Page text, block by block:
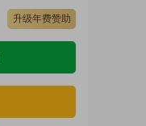
升级年费赞助